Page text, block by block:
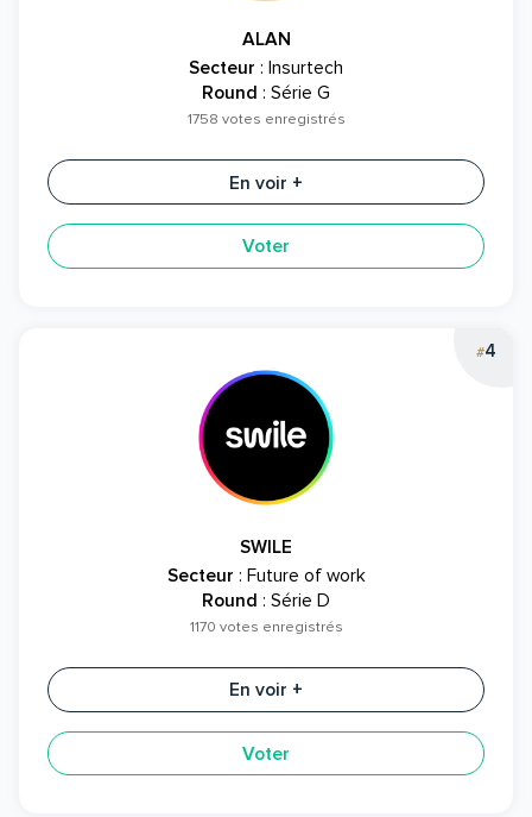
ALAN
Secteur : Insurtech
Round : Série G
1758 votes enregistrés
En voir +
Voter
#4
SWILE
Secteur : Future of work
Round : Série D
1170 votes enregistrés
En voir +
Voter